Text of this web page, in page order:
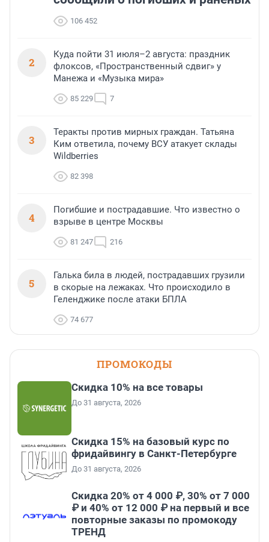
106 452
2
Куда пойти 31 июля–2 августа: праздник
флоксов, «Пространственный сдвиг» у
Манежа и «Музыка мира»
85 229 7
3
Теракты против мирных граждан. Татьяна
Ким ответила, почему ВСУ атакует склады
Wildberries
82 398
4
Погибшие и пострадавшие. Что известно о
взрыве в центре Москвы
81 247 216
5
Галька била в людей, пострадавших грузили
в скорые на лежаках. Что происходило в
Геленджике после атаки БПЛА
74 677
ПРОМОКОДЫ
Скидка 10% на все товары
До 31 августа, 2026
Скидка 15% на базовый курс по
фридайвингу в Санкт-Петербурге
До 31 августа, 2026
Скидка 20% от 4 000 ₽, 30% от 7 000
₽ и 40% от 12 000 ₽ на первый и все
повторные заказы по промокоду
ТРЕНД